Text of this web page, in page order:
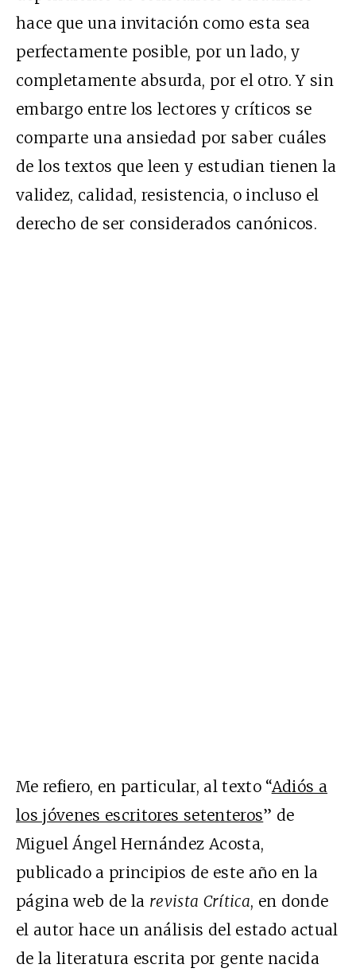
hace que una invitación como esta sea
perfectamente posible, por un lado, y
completamente absurda, por el otro. Y sin
embargo entre los lectores y críticos se
comparte una ansiedad por saber cuáles
de los textos que leen y estudian tienen la
validez, calidad, resistencia, o incluso el
derecho de ser considerados canónicos.
Me refiero, en particular, al texto “Adiós a
los jóvenes escritores setenteros” de
Miguel Ángel Hernández Acosta,
publicado a principios de este año en la
página web de la revista Crítica, en donde
el autor hace un análisis del estado actual
de la literatura escrita por gente nacida